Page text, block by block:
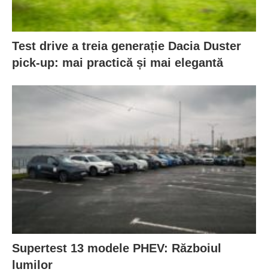
Test drive a treia generație Dacia Duster
pick-up: mai practică și mai elegantă
Supertest 13 modele PHEV: Războiul
lumilor